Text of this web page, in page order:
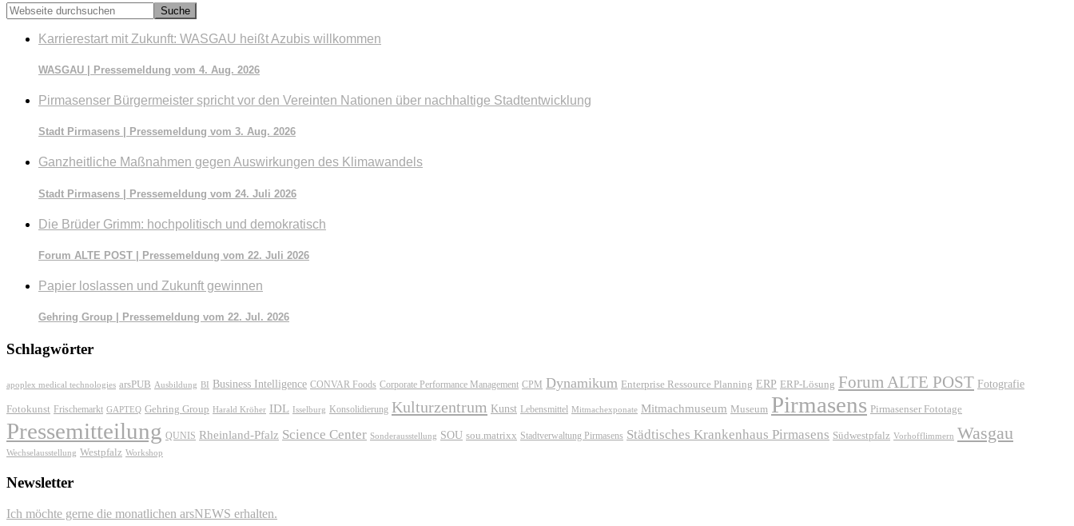
Webseite
durchsuchen
Karrierestart mit Zukunft: WASGAU heißt Azubis willkommen
WASGAU | Pressemeldung vom 4. Aug. 2026
Pirmasenser Bürgermeister spricht vor den Vereinten Nationen über nachhaltige Stadtentwicklung
Stadt Pirmasens | Pressemeldung vom 3. Aug. 2026
Ganzheitliche Maßnahmen gegen Auswirkungen des Klimawandels
Stadt Pirmasens | Pressemeldung vom 24. Juli 2026
Die Brüder Grimm: hochpolitisch und demokratisch
Forum ALTE POST | Pressemeldung vom 22. Juli 2026
Papier loslassen und Zukunft gewinnen
Gehring Group | Pressemeldung vom 22. Jul. 2026
Schlagwörter
apoplex medical technologies arsPUB Ausbildung BI Business Intelligence CONVAR Foods Corporate Performance Management CPM Dynamikum Enterprise Ressource Planning ERP ERP-Lösung Forum ALTE POST Fotografie
Fotokunst Frischemarkt GAPTEQ Gehring Group Harald Kröher IDL Isselburg Konsolidierung Kulturzentrum Kunst Lebensmittel Mitmachexponate Mitmachmuseum Museum Pirmasens Pirmasenser Fototage
Pressemitteilung QUNIS Rheinland-Pfalz Science Center Sonderausstellung SOU sou.matrixx Stadtverwaltung Pirmasens Städtisches Krankenhaus Pirmasens Südwestpfalz Vorhofflimmern Wasgau
Wechselausstellung Westpfalz Workshop
Newsletter
Ich möchte gerne die monatlichen arsNEWS erhalten.